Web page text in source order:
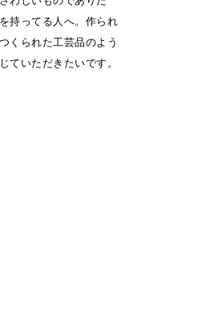
持ってる人へ。作られ
くられた工芸品のよう
ていただきたいです。